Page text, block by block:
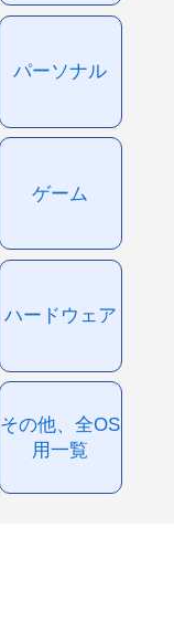
パーソナル
ゲーム
ハードウェア
その他、全OS
用一覧